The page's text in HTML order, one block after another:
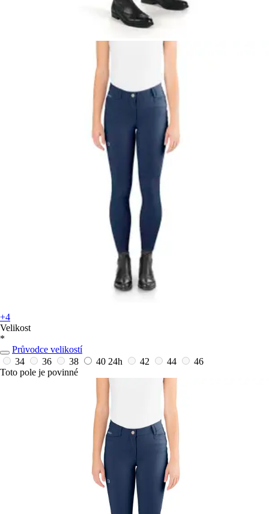
+4
Velikost
*
Průvodce velikostí
34
36 38 40 24h 42 44
46
Toto pole je povinné